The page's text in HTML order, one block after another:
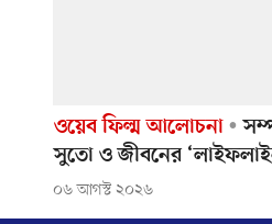
ওয়েব ফিল্ম আলোচনা
সুতো ও জীবনের
০৬ আগস্ট ২০২৬